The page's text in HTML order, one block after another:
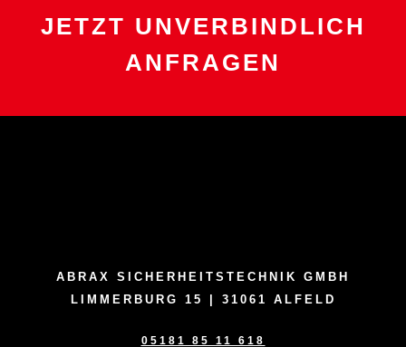
JETZT UNVERBINDLICH
ANFRAGEN
ABRAX SICHERHEITSTECHNIK GMBH
LIMMERBURG 15 | 31061 ALFELD
05181 85 11 618